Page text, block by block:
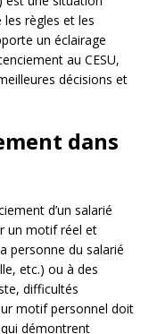
règles et les
un éclairage
au CESU,
décisions et
dans
d’un salarié
un motif réel et
personne du salarié
etc.) ou à des
difficultés
motif personnel doit
démontrent